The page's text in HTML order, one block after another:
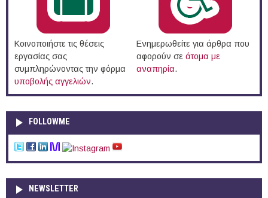
Κοινοποιήστε τις θέσεις
εργασίας σας
συμπληρώνοντας την φόρμα
υποβολής αγγελιών.
Ενημερωθείτε για άρθρα που
αφορούν σε άτομα με
αναπηρία.
FOLLOWME
NEWSLETTER